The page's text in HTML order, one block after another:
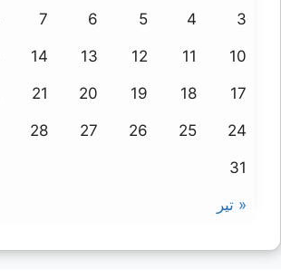
« تیر
3
4
5
6
7
10
11
12
13
14
17
18
19
20
21
24
25
26
27
28
31